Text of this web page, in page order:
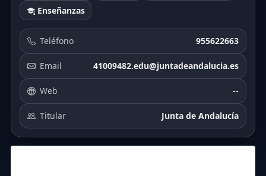
Enseñanzas
Teléfono 955622663
Email 41009482.edu@juntadeandalucia.es
Web --
Titular Junta de Andalucía